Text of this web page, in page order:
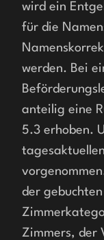
wird ein
für die
werden. Bei
anteilig eine
5.3 erhoben.
der
Zimmers, der